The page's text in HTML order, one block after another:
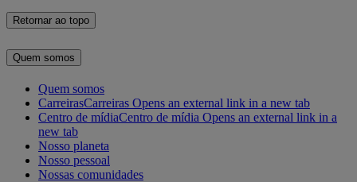
Retornar ao topo
Quem somos
Quem somos
CarreirasCarreiras Opens an external link in a new tab
Centro de mídiaCentro de mídia Opens an external link in a
new tab
Nosso planeta
Nosso pessoal
Nossas comunidades